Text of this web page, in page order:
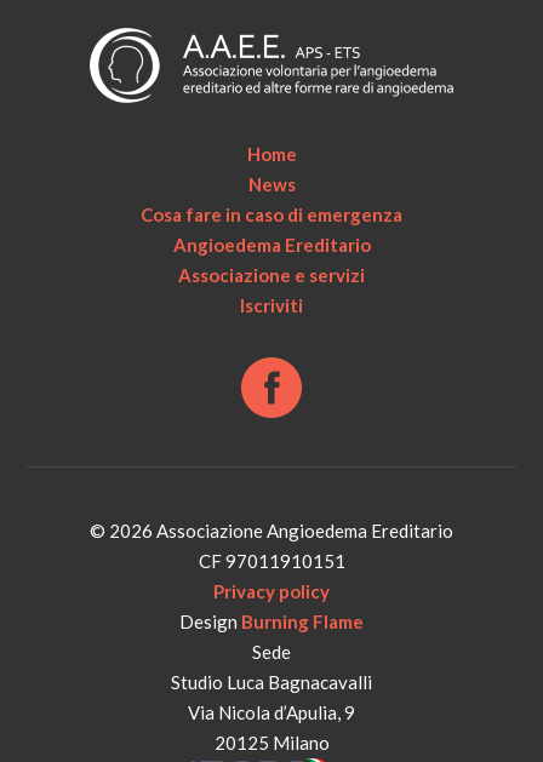
Home
News
Cosa fare in caso di emergenza
Angioedema Ereditario
Associazione e servizi
Iscriviti
© 2026 Associazione Angioedema Ereditario
CF 97011910151
Privacy policy
Design Burning Flame
Sede
Studio Luca Bagnacavalli
Via Nicola d’Apulia, 9
20125 Milano